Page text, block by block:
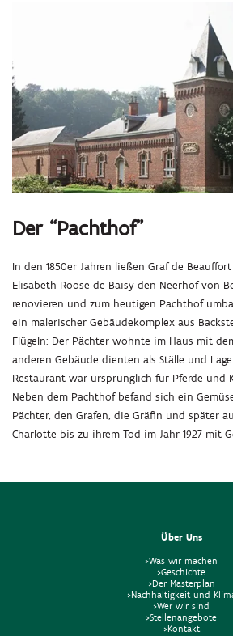
Der “Pachthof”
In den 1850er Jahren ließen Graf de
Elisabeth Roose de Baisy den Neerhof von
renovieren und zum heutigen Pachthof
ein malerischer Gebäudekomplex aus
Flügeln: Der Pächter wohnte im Haus mit
anderen Gebäude dienten als Ställe und
Restaurant war ursprünglich für Pferde und
Neben dem Pachthof befand sich ein
Pächter, den Grafen, die Gräfin und später
Charlotte bis zu ihrem Tod im Jahr 1927 mit
Über Uns
>Was wir machen
>Geschichte
>Der Masterplan
>Nachhaltigkeit und
>Wer wir sind
>Stellenangebote
>Kontakt